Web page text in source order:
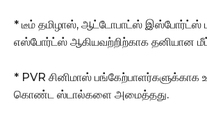
* டீம் தமிழாஸ், ஆட்டோபாட்ஸ் இஸ்போர்ட்ஸ்
எஸ்போர்ட்ஸ் ஆகியவற்றிற்காக தனியான மீட்
* PVR சினிமாஸ் பங்கேற்பாளர்களுக்காக
கொண்ட ஸ்டால்களை அமைத்தது.